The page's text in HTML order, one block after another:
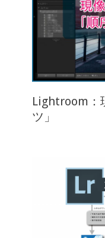
Lightroom：
ツ」